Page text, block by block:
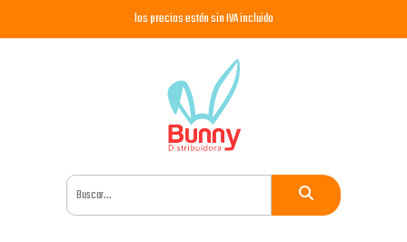
los precios están sin IVA incluido